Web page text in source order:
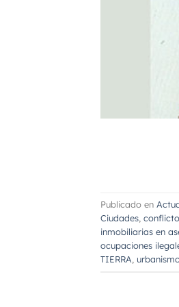
Publicado en
Ciudades,
inmobiliarias en
ocupaciones
TIERRA,